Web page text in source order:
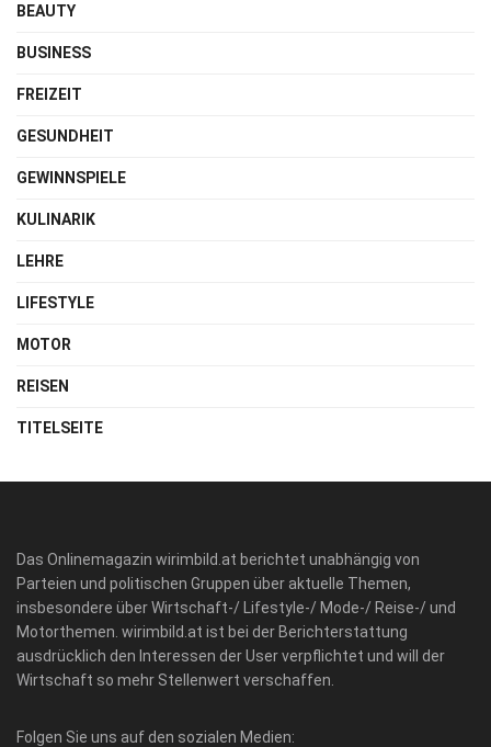
BEAUTY
BUSINESS
FREIZEIT
GESUNDHEIT
GEWINNSPIELE
KULINARIK
LEHRE
LIFESTYLE
MOTOR
REISEN
TITELSEITE
Das Onlinemagazin wirimbild.at berichtet unabhängig von
Parteien und politischen Gruppen über aktuelle Themen,
insbesondere über Wirtschaft-/ Lifestyle-/ Mode-/ Reise-/ und
Motorthemen. wirimbild.at ist bei der Berichterstattung
ausdrücklich den Interessen der User verpflichtet und will der
Wirtschaft so mehr Stellenwert verschaffen.
Folgen Sie uns auf den sozialen Medien: